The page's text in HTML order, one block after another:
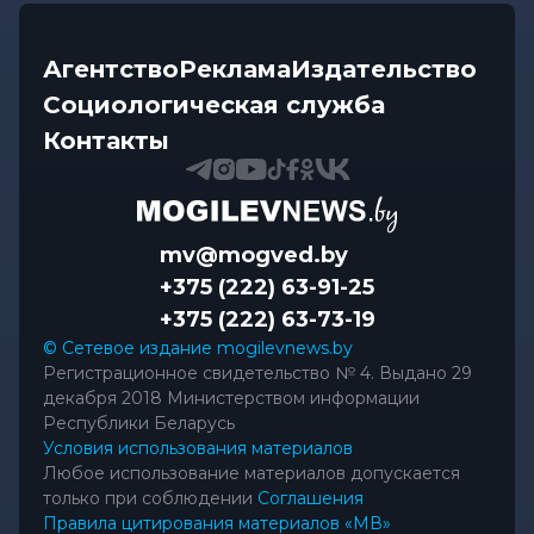
АгентствоРекламаИздательство
Социологическая служба
Контакты
mv@mogved.by
+375 (222) 63-91-25
+375 (222) 63-73-19
© Сетевое издание mogilevnews.by
Регистрационное свидетельство № 4. Выдано 29
декабря 2018 Министерством информации
Республики Беларусь
Условия использования материалов
Любое использование материалов допускается
только при соблюдении Соглашения
Правила цитирования материалов «МВ»